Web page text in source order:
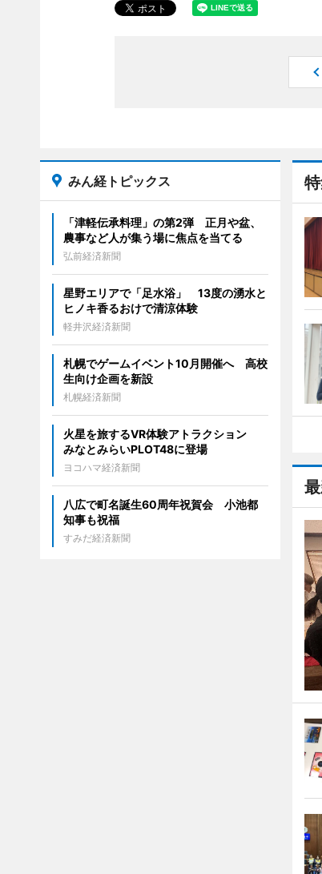
みん経トピックス
「津軽伝承料理」の第2弾 正月や盆、
農事など人が集う場に焦点を当てる
弘前経済新聞
星野エリアで「足水浴」 13度の湧水と
ヒノキ香るおけで清涼体験
軽井沢経済新聞
札幌でゲームイベント10月開催へ 高校
生向け企画を新設
札幌経済新聞
火星を旅するVR体験アトラクション
みなとみらいPLOT48に登場
ヨコハマ経済新聞
八広で町名誕生60周年祝賀会 小池都
知事も祝福
すみだ経済新聞